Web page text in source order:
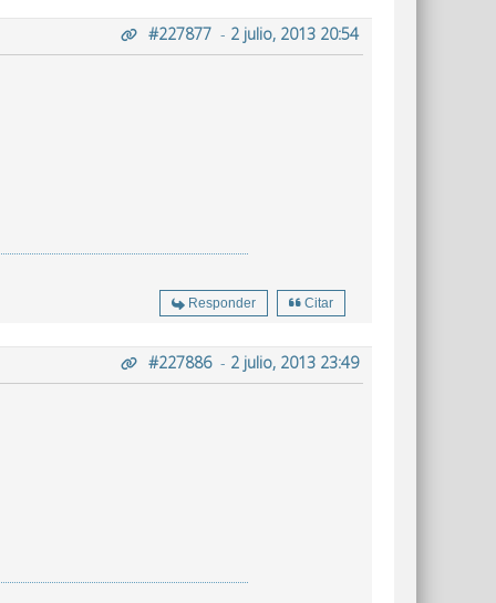
#227877 - 2 julio, 2013 20:54
Responder Citar
#227886- 2 julio, 2013 23:49